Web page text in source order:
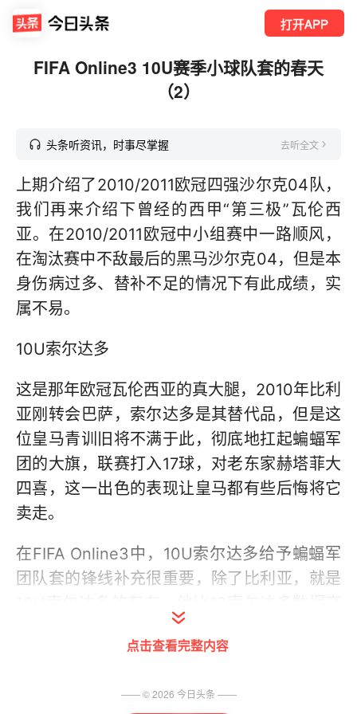
打开APP
FIFA Online3 10U赛季小球队套的春天
（2）
头条听资讯，时事尽掌握 去听全文
上期介绍了2010/2011欧冠四强沙尔克04队，
我们再来介绍下曾经的西甲“第三极”瓦伦西
亚。在2010/2011欧冠中小组赛中一路顺风，
在淘汰赛中不敌最后的黑马沙尔克04，但是本
身伤病过多、替补不足的情况下有此成绩，实
属不易。
10U索尔达多
这是那年欧冠瓦伦西亚的真大腿，2010年比利
亚刚转会巴萨，索尔达多是其替代品，但是这
位皇马青训旧将不满于此，彻底地扛起蝙蝠军
团的大旗，联赛打入17球，对老东家赫塔菲大
四喜，这一出色的表现让皇马都有些后悔将它
卖走。
在FIFA Online3中，10U索尔达多给予蝙蝠军
团队套的锋线补充很重要，除了比利亚，就是
出太多，相当于10索尔达多银卡，在属性上也
多了进攻大师、控球大师等4项特性，速度与
点击查看完整内容
—— ©2026 今日头条 ——